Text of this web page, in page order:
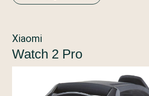
Xiaomi
Watch 2 Pro